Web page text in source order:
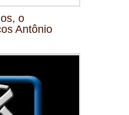
o
Antônio